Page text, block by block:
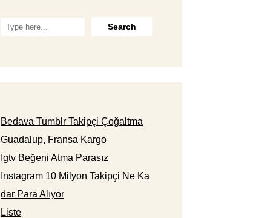
Bedava Tumblr Takipçi Çoğaltma
Guadalup, Fransa Kargo
Igtv Beğeni Atma Parasız
Instagram 10 Milyon Takipçi Ne Ka
dar Para Alıyor
Liste